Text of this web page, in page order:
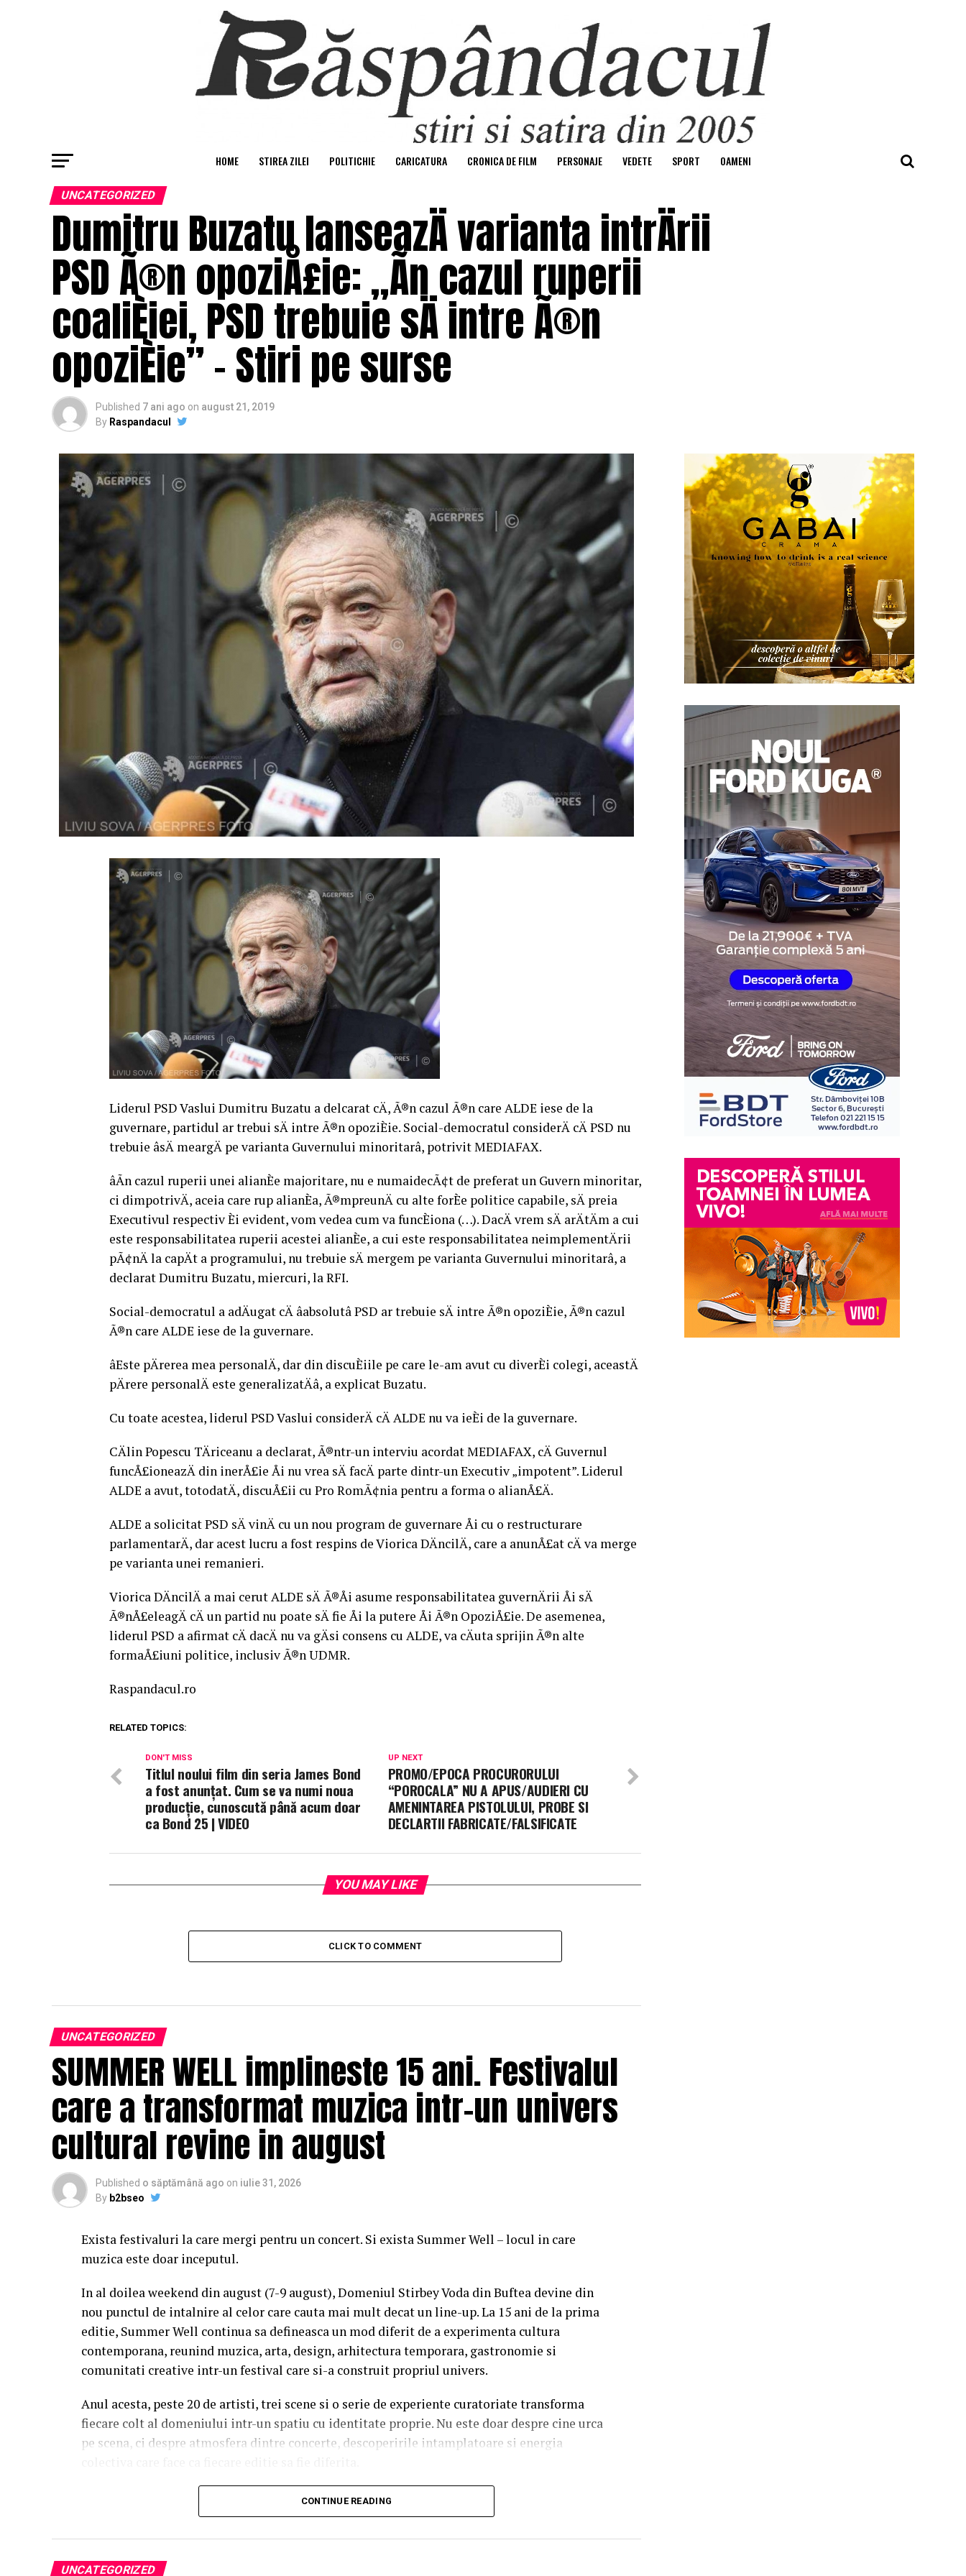
HOME STIREA ZILEI POLITICHIE CARICATURA CRONICA DE FILM PERSONAJE VEDETE SPORT OAMENI
UNCATEGORIZED
Dumitru Buzatu lanseazÄ varianta intrÄrii
PSD Ã®n opoziÅ£ie: „Ãn cazul ruperii
coaliÈiei, PSD trebuie sÄ intre Ã®n
opoziÈie” – Stiri pe surse
Published 7 ani ago on august 21, 2019
By Raspandacul
Liderul PSD Vaslui Dumitru Buzatu a delcarat cÄ, Ã®n cazul Ã®n care ALDE iese de la
guvernare, partidul ar trebui sÄ intre Ã®n opoziÈie. Social-democratul considerÄ cÄ PSD nu
trebuie âsÄ meargÄ pe varianta Guvernului minoritarâ, potrivit MEDIAFAX.
âÃn cazul ruperii unei alianÈe majoritare, nu e numaidecÃ¢t de preferat un Guvern minoritar,
ci dimpotrivÄ, aceia care rup alianÈa, Ã®mpreunÄ cu alte forÈe politice capabile, sÄ preia
Executivul respectiv Èi evident, vom vedea cum va funcÈiona (…). DacÄ vrem sÄ arÄtÄm a cui
este responsabilitatea ruperii acestei alianÈe, a cui este responsabilitatea neimplementÄrii
pÃ¢nÄ la capÄt a programului, nu trebuie sÄ mergem pe varianta Guvernului minoritarâ, a
declarat Dumitru Buzatu, miercuri, la RFI.
Social-democratul a adÄugat cÄ âabsolutâ PSD ar trebuie sÄ intre Ã®n opoziÈie, Ã®n cazul
Ã®n care ALDE iese de la guvernare.
âEste pÄrerea mea personalÄ, dar din discuÈiile pe care le-am avut cu diverÈi colegi, aceastÄ
pÄrere personalÄ este generalizatÄâ, a explicat Buzatu.
Cu toate acestea, liderul PSD Vaslui considerÄ cÄ ALDE nu va ieÈi de la guvernare.
CÄlin Popescu TÄriceanu a declarat, Ã®ntr-un interviu acordat MEDIAFAX, cÄ Guvernul
funcÅ£ioneazÄ din inerÅ£ie Åi nu vrea sÄ facÄ parte dintr-un Executiv „impotent”. Liderul
ALDE a avut, totodatÄ, discuÅ£ii cu Pro RomÃ¢nia pentru a forma o alianÅ£Ä.
ALDE a solicitat PSD sÄ vinÄ cu un nou program de guvernare Åi cu o restructurare
parlamentarÄ, dar acest lucru a fost respins de Viorica DÄncilÄ, care a anunÅ£at cÄ va merge
pe varianta unei remanieri.
Viorica DÄncilÄ a mai cerut ALDE sÄ Ã®Åi asume responsabilitatea guvernÄrii Åi sÄ
Ã®nÅ£eleagÄ cÄ un partid nu poate sÄ fie Åi la putere Åi Ã®n OpoziÅ£ie. De asemenea,
liderul PSD a afirmat cÄ dacÄ nu va gÄsi consens cu ALDE, va cÄuta sprijin Ã®n alte
formaÅ£iuni politice, inclusiv Ã®n UDMR.
Raspandacul.ro
RELATED TOPICS:
UP NEXT
PROMO/EPOCA PROCURORULUI
“POROCALA” NU A APUS/AUDIERI CU
AMENINTAREA PISTOLULUI, PROBE SI
DECLARTII FABRICATE/FALSIFICATE
DON'T MISS
Titlul noului film din seria James Bond
a fost anunţat. Cum se va numi noua
producţie, cunoscută până acum doar
ca Bond 25 | VIDEO
YOU MAY LIKE
CLICK TO COMMENT
UNCATEGORIZED
SUMMER WELL implineste 15 ani. Festivalul
care a transformat muzica intr-un univers
cultural revine in august
Published o săptămână ago on iulie 31, 2026
By b2bseo
Exista festivaluri la care mergi pentru un concert. Si exista Summer Well – locul in care
muzica este doar inceputul.
In al doilea weekend din august (7-9 august), Domeniul Stirbey Voda din Buftea devine din
nou punctul de intalnire al celor care cauta mai mult decat un line-up. La 15 ani de la prima
editie, Summer Well continua sa defineasca un mod diferit de a experimenta cultura
contemporana, reunind muzica, arta, design, arhitectura temporara, gastronomie si
comunitati creative intr-un festival care si-a construit propriul univers.
Anul acesta, peste 20 de artisti, trei scene si o serie de experiente curatoriate transforma
fiecare colt al domeniului intr-un spatiu cu identitate proprie. Nu este doar despre cine urca
pe scena, ci despre atmosfera dintre concerte, descoperirile intamplatoare si energia
Trei scene. Trei universuri. Un singur soundtrack al verii.
sensibilitatea lui Charlotte Cardin si vibe-ul cinematic al lui Two Feet, scena principala
CONTINUE READING
UNCATEGORIZED